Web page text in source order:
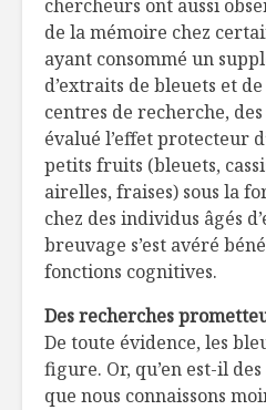
chercheurs ont aussi
de la mémoire chez
ayant consommé un
d’extraits de bleuets et
centres de recherche,
évalué l’effet protecteur
petits fruits (bleuets,
airelles, fraises) sous la
chez des individus âgés
breuvage s’est avéré
fonctions cognitives.
Des recherches
De toute évidence, les
figure. Or, qu’en est-il
que nous connaissons